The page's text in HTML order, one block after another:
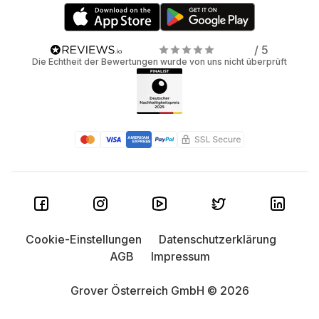
/ 5
Die Echtheit der Bewertungen wurde von uns nicht überprüft
Grover Österreich GmbH © 2026
Cookie-Einstellungen
Datenschutzerklärung
AGB
Impressum